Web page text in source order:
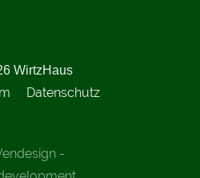
WirtzHaus
Datenschutz